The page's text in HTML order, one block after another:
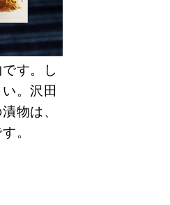
す。し
。沢田
物は、
。